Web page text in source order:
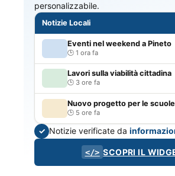
personalizzabile.
Notizie Locali
Eventi nel weekend a Pineto
1 ora fa
Lavori sulla viabilità cittadina
3 ore fa
Nuovo progetto per le scuole
5 ore fa
✓ Notizie verificate da
</> SCOPRI IL